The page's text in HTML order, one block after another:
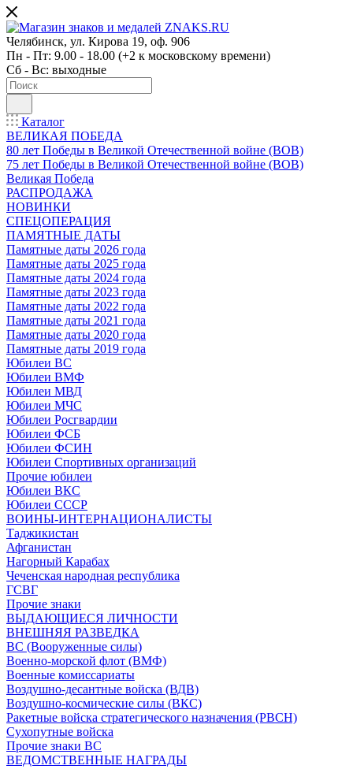
Челябинск, ул. Кирова 19, оф. 906
Пн - Пт: 9.00 - 18.00 (+2 к московскому времени)
Сб - Вс: выходные
Каталог
ВЕЛИКАЯ ПОБЕДА
80 лет Победы в Великой Отечественной войне (ВОВ)
75 лет Победы в Великой Отечественной войне (ВОВ)
Великая Победа
РАСПРОДАЖА
НОВИНКИ
СПЕЦОПЕРАЦИЯ
ПАМЯТНЫЕ ДАТЫ
Памятные даты 2026 года
Памятные даты 2025 года
Памятные даты 2024 года
Памятные даты 2023 года
Памятные даты 2022 года
Памятные даты 2021 года
Памятные даты 2020 года
Памятные даты 2019 года
Юбилеи ВС
Юбилеи ВМФ
Юбилеи МВД
Юбилеи МЧС
Юбилеи Росгвардии
Юбилеи ФСБ
Юбилеи ФСИН
Юбилеи Спортивных организаций
Прочие юбилеи
Юбилеи ВКС
Юбилеи СССР
ВОИНЫ-ИНТЕРНАЦИОНАЛИСТЫ
Таджикистан
Афганистан
Нагорный Карабах
Чеченская народная республика
ГСВГ
Прочие знаки
ВЫДАЮЩИЕСЯ ЛИЧНОСТИ
ВНЕШНЯЯ РАЗВЕДКА
ВС (Вооруженные силы)
Военно-морской флот (ВМФ)
Военные комиссариаты
Воздушно-десантные войска (ВДВ)
Воздушно-космические силы (ВКС)
Ракетные войска стратегического назначения (РВСН)
Сухопутные войска
Прочие знаки ВС
ВЕДОМСТВЕННЫЕ НАГРАДЫ